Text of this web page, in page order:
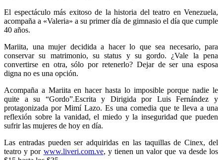
El espectáculo más exitoso de la historia del teatro en Venezuela,
acompaña a «Valeria» a su primer día de gimnasio el día que cumple
40 años.
Mariita, una mujer decidida a hacer lo que sea necesario, para
conservar su matrimonio, su status y su gordo. ¿Vale la pena
convertirse en otra, sólo por retenerlo? Dejar de ser una esposa
digna no es una opción.
Acompaña a Mariita en hacer hasta lo imposible porque nadie le
quite a su “Gordo”.Escrita y Dirigida por Luis Fernández y
protagonizada por Mimí Lazo. Es una comedia que te lleva a una
reflexión sobre la vanidad, el miedo y la inseguridad que pueden
sufrir las mujeres de hoy en día.
Las entradas pueden ser adquiridas en las taquillas de Cinex, del
teatro y por www.liveri.com.ve, y tienen un valor que va desde los